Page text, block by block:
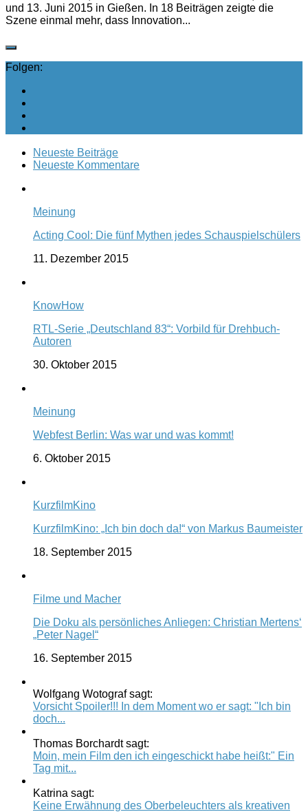
und 13. Juni 2015 in Gießen. In 18 Beiträgen zeigte die
Szene einmal mehr, dass Innovation...
Folgen:
Neueste Beiträge
Neueste Kommentare
Meinung
Acting Cool: Die fünf Mythen jedes Schauspielschülers
11. Dezember 2015
KnowHow
RTL-Serie „Deutschland 83“: Vorbild für Drehbuch-
Autoren
30. Oktober 2015
Meinung
Webfest Berlin: Was war und was kommt!
6. Oktober 2015
KurzfilmKino
KurzfilmKino: „Ich bin doch da!“ von Markus Baumeister
18. September 2015
Filme und Macher
Die Doku als persönliches Anliegen: Christian Mertens‘
„Peter Nagel“
16. September 2015
Wolfgang Wotograf sagt:
Vorsicht Spoiler!!! In dem Moment wo er sagt: "Ich bin
doch...
Thomas Borchardt sagt:
Moin, mein Film den ich eingeschickt habe heißt:" Ein
Tag mit...
Katrina sagt:
Keine Erwähnung des Oberbeleuchters als kreativen